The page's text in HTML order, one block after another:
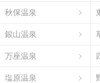
秋保温泉
銀山温泉
万座温泉
塩原温泉